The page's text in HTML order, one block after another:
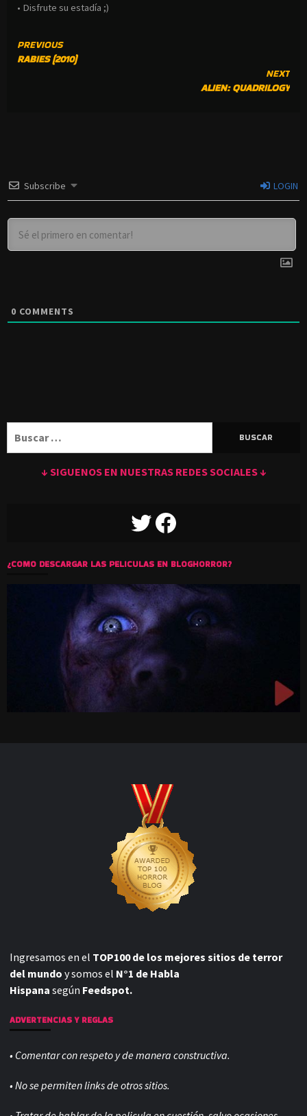
• Disfrute su estadía ;)
CONTINUE
READING
PREVIOUS
RABIES (2010)
NEXT
ALIEN: QUADRILOGY
Subscribe LOGIN
0 COMMENTS
↓ SIGUENOS EN NUESTRAS REDES SOCIALES ↓
TWITTERFACEBOOK
¿COMO DESCARGAR LAS PELICULAS EN BLOGHORROR?
Ingresamos en el TOP100 de los mejores sitios de terror
del mundo y somos el N°1 de Habla
Hispana según Feedspot.
ADVERTENCIAS Y REGLAS
• Comentar con respeto y de manera constructiva.
• No se permiten links de otros sitios.